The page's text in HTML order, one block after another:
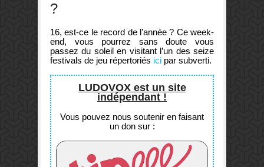
?
16, est-ce le record de l’année ? Ce week-
end, vous pourrez sans doute vous
passez du soleil en visitant l’un des seize
festivals de jeu répertoriés ici par subverti.
LUDOVOX est un site
indépendant !
Vous pouvez nous soutenir en faisant
un don sur :